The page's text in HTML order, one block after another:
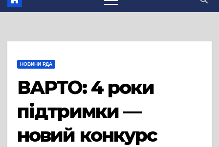
НОВИНИ РДА
ВАРТО: 4 роки
підтримки —
новий конкурс